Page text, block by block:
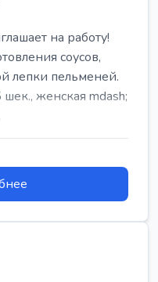
на работу!
соусов,
лепки пельменей.
женская mdash;